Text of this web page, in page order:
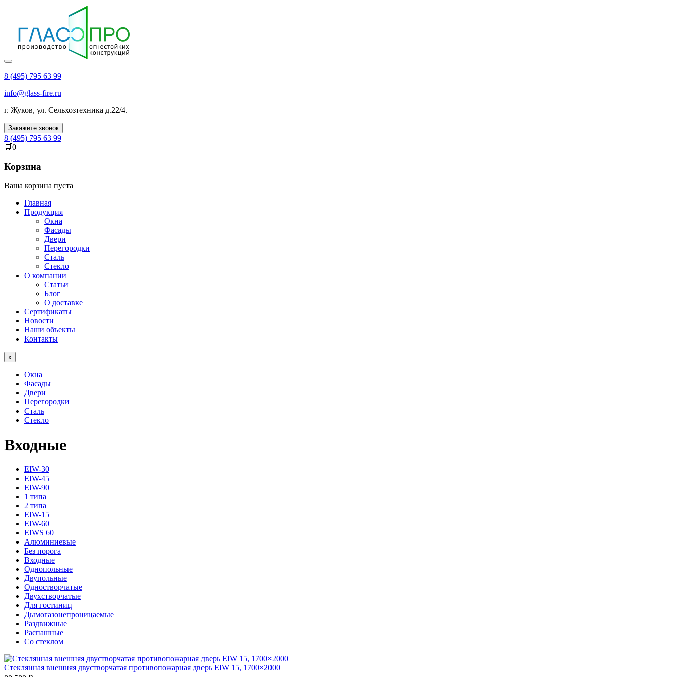
8 (495) 795 63 99
info@glass-fire.ru
г. Жуков, ул. Сельхозтехника д.22/4.
Закажите звонок
8 (495) 795 63 99
🛒0
Корзина
Ваша корзина пуста
Главная
Продукция
Окна
Фасады
Двери
Перегородки
Сталь
Стекло
О компании
Статьи
Блог
О доставке
Сертификаты
Новости
Наши объекты
Контакты
x
Окна
Фасады
Двери
Перегородки
Сталь
Стекло
Входные
EIW-30
EIW-45
EIW-90
1 типа
2 типа
EIW-15
EIW-60
EIWS 60
Алюминиевые
Без порога
Входные
Однопольные
Двупольные
Одностворчатые
Двухстворчатые
Для гостиниц
Дымогазонепроницаемые
Раздвижные
Распашные
Со стеклом
Стеклянная внешняя двустворчатая противопожарная дверь EIW 15, 1700×2000